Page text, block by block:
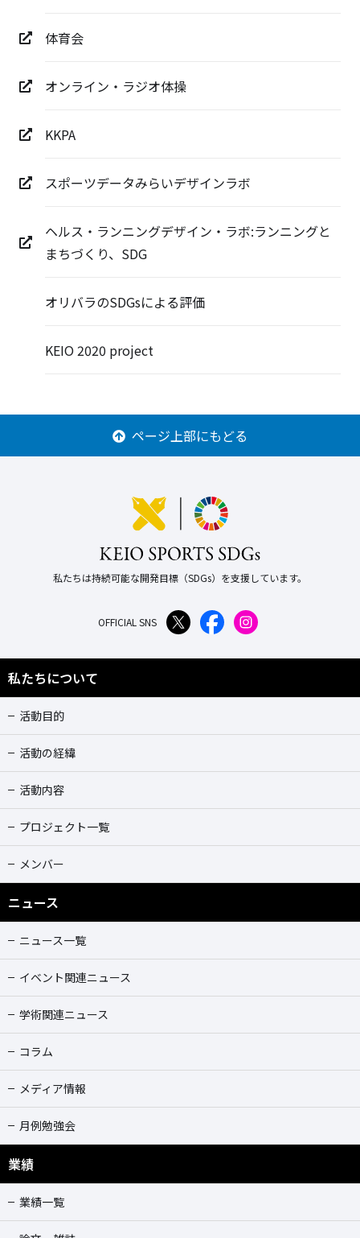
体育会
オンライン・ラジオ体操
KKPA
スポーツデータみらいデザインラボ
ヘルス・ランニングデザイン・ラボ:ランニングと
まちづくり、SDG
オリバラのSDGsによる評価
KEIO 2020 project
ページ上部にもどる
私たちは持続可能な開発目標（SDGs）を支援しています。
OFFICIAL SNS
私たちについて
活動目的
活動の経緯
活動内容
プロジェクト一覧
メンバー
ニュース
ニュース一覧
イベント関連ニュース
学術関連ニュース
コラム
メディア情報
月例勉強会
業績
業績一覧